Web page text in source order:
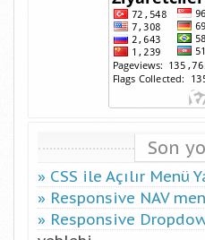
Son
CSS ile Açılır Menü
Responsive NAV
Responsive